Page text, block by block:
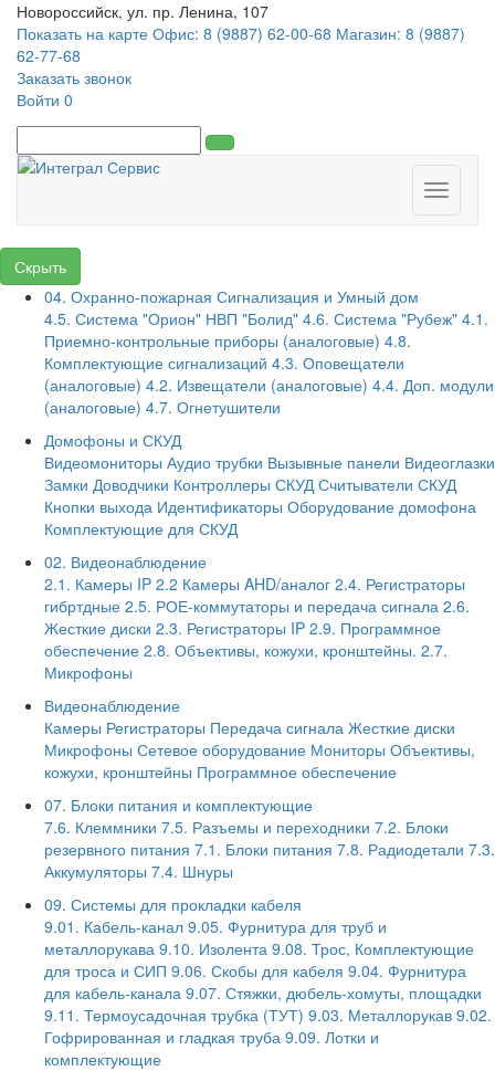
Новороссийск, ул. пр. Ленина, 107
Показать на карте Офис: 8 (9887) 62-00-68 Магазин: 8 (9887)
62-77-68
Заказать звонок
Войти 0
Toggle
Скрыть
04. Охранно-пожарная Сигнализация и Умный дом
4.5. Система "Орион" НВП "Болид" 4.6. Система "Рубеж" 4.1.
Приемно-контрольные приборы (аналоговые) 4.8.
Комплектующие сигнализаций 4.3. Оповещатели
(аналоговые) 4.2. Извещатели (аналоговые) 4.4. Доп. модули
(аналоговые) 4.7. Огнетушители
Домофоны и СКУД
Видеомониторы Аудио трубки Вызывные панели Видеоглазки
Замки Доводчики Контроллеры СКУД Считыватели СКУД
Кнопки выхода Идентификаторы Оборудование домофона
Комплектующие для СКУД
02. Видеонаблюдение
2.1. Камеры IP 2.2 Камеры AHD/аналог 2.4. Регистраторы
гибртдные 2.5. РОЕ-коммутаторы и передача сигнала 2.6.
Жесткие диски 2.3. Регистраторы IP 2.9. Программное
обеспечение 2.8. Объективы, кожухи, кронштейны. 2.7.
Микрофоны
Видеонаблюдение
Камеры Регистраторы Передача сигнала Жесткие диски
Микрофоны Сетевое оборудование Мониторы Объективы,
кожухи, кронштейны Программное обеспечение
07. Блоки питания и комплектующие
7.6. Клеммники 7.5. Разъемы и переходники 7.2. Блоки
резервного питания 7.1. Блоки питания 7.8. Радиодетали 7.3.
Аккумуляторы 7.4. Шнуры
09. Системы для прокладки кабеля
9.01. Кабель-канал 9.05. Фурнитура для труб и
металлорукава 9.10. Изолента 9.08. Трос, Комплектующие
для троса и СИП 9.06. Скобы для кабеля 9.04. Фурнитура
для кабель-канала 9.07. Стяжки, дюбель-хомуты, площадки
9.11. Термоусадочная трубка (ТУТ) 9.03. Металлорукав 9.02.
Гофрированная и гладкая труба 9.09. Лотки и
комплектующие